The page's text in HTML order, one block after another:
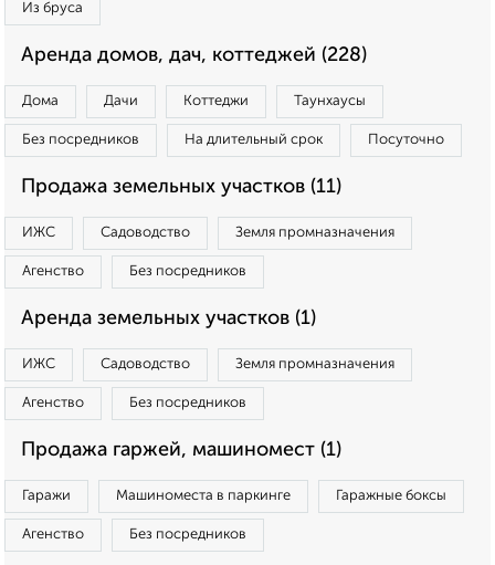
Из бруса
Аренда домов, дач, коттеджей (228)
Дома Дачи Коттеджи Таунхаусы
Без посредников На длительный срок Посуточно
Продажа земельных участков (11)
ИЖС Садоводство Земля промназначения
Агенство Без посредников
Аренда земельных участков (1)
ИЖС Садоводство Земля промназначения
Агенство Без посредников
Продажа гаржей, машиномест (1)
Гаражи Машиноместа в паркинге Гаражные боксы
Агенство Без посредников